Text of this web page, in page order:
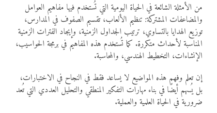
من الأمثلة الشائعة في الحياة اليومية التي تُستخدم فيها مفاهيم العوامل
والمضاعفات المشتركة: تنظيم الألعاب، تقسيم الصفوف في المدارس،
توزيع الهدايا بالتساوي، ترتيب الجداول الزمنية، وإيجاد الفترات الزمنية
المناسبة لأحداث متكررة. كما تُستخدم هذه المفاهيم في برمجة الحواسيب،
الإنشاءات، التخطيط الهندسي، والمحاسبة.
إن تعلم وفهم هذه المواضيع لا يساعد فقط في النجاح في الاختبارات،
بل يُسهم أيضًا في بناء مهارات التفكير المنطقي والتحليل العددي التي تُعد
ضرورية في الحياة العلمية والعملية.